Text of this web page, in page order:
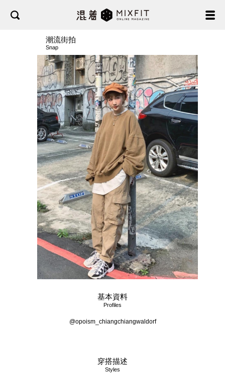
潮流街拍
Snap
基本資料
Profiles
@opoism_chiangchiangwaldorf
穿搭描述
Styles